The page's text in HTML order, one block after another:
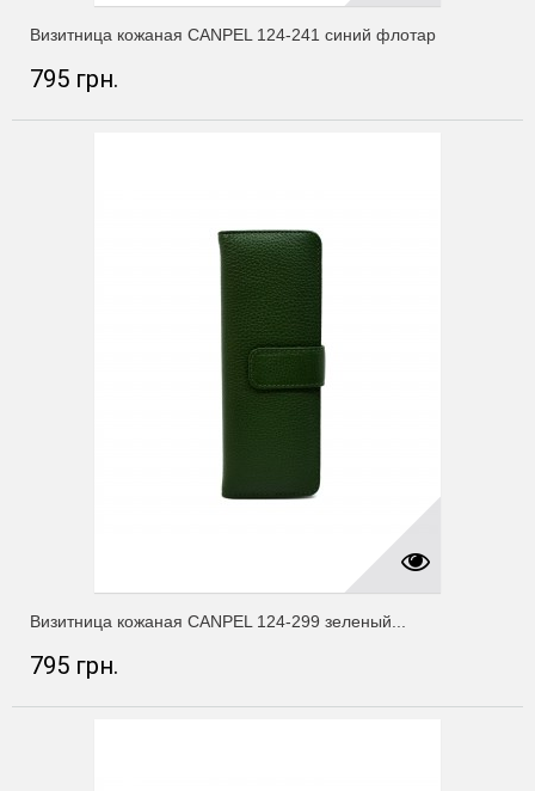
Визитница кожаная CANPEL 124-241 синий флотар
795 грн.
Визитница кожаная CANPEL 124-299 зеленый...
795 грн.